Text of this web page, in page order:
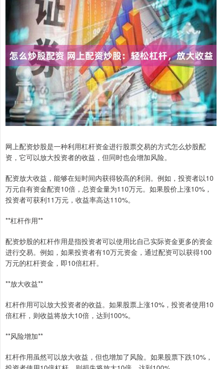
网上配资炒股是一种利用杠杆资金进行股票交易的方式怎么炒股配
资，它可以放大投资者的收益，但同时也会增加风险。
配资放大收益，能够在短时间内获得较高的利润。例如，投资者以10
万元自有资金配资10倍，总资金量为110万元。如果股价上涨10%，
投资者可获利11万元，收益率高达110%。
**杠杆作用**
配资炒股的杠杆作用是指投资者可以使用比自己实际资金更多的资金
进行交易。例如，如果投资者有10万元资金，通过配资可以获得100
万元的杠杆资金，即10倍杠杆。
**放大收益**
杠杆作用可以放大投资者的收益。如果股票上涨10%，投资者使用10
倍杠杆，则收益将放大10倍，达到100%。
**风险增加**
杠杆作用虽然可以放大收益，但也增加了风险。如果股票下跌10%，